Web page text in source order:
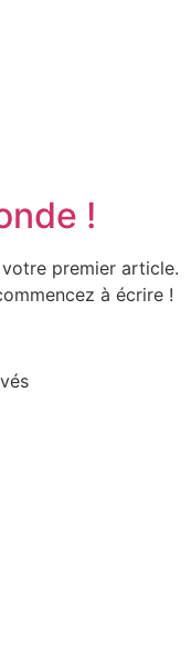
!
votre premier article.
à écrire !